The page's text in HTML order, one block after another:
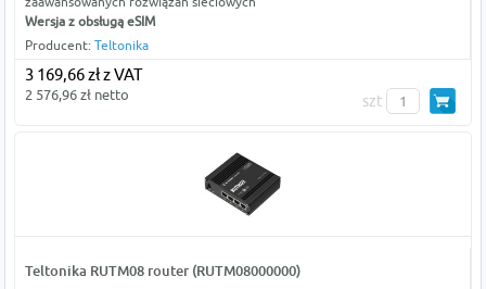
Wersja z obsługą eSIM
Producent: Teltonika
3 169,66 zł z VAT
2 576,96 zł netto szt
Teltonika RUTM08 router (RUTM08000000)